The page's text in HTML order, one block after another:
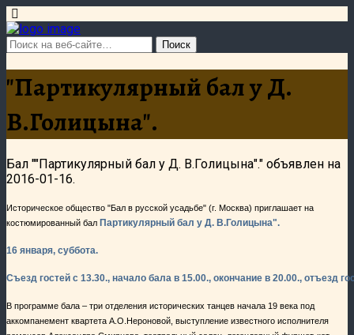
"Партикулярный бал у Д.
В.Голицына".
Бал ""Партикулярный бал у Д. В.Голицына"." объявлен на
2016-01-16.
Историческое общество "Бал в русской усадьбе" (г. Москва) приглашает на
костюмированный бал Партикулярный бал у Д. В.Голицына".
16 января, суббота.
Съезд гостей с 13.30., начало бала в 15.00., окончание в 20.00., отъезд
В программе бала – три отделения исторических танцев начала 19 века под
аккомпанемент квартета А.О.Нероновой, выступление известного исполнителя